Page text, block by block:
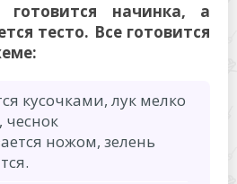
готовится начинка, а
тесто. Все готовится
кусочками, лук мелко
чеснок
ножом, зелень